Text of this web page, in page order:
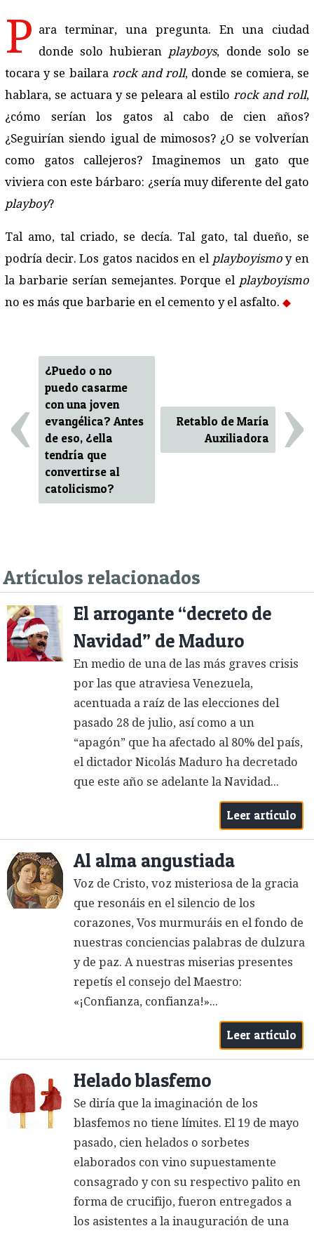
P ara terminar, una pregunta. En una ciudad
donde solo hubieran playboys, donde solo se
tocara y se bailara rock and roll, donde se comiera, se
hablara, se actuara y se peleara al estilo rock and roll,
¿cómo serían los gatos al cabo de cien años?
¿Seguirían siendo igual de mimosos? ¿O se volverían
como gatos callejeros? Imaginemos un gato que
viviera con este bárbaro: ¿sería muy diferente del gato
playboy?
Tal amo, tal criado, se decía. Tal gato, tal dueño, se
podría decir. Los gatos nacidos en el playboyismoy en
la barbarie serían semejantes. Porque el playboyismo
no es más que barbarie en el cemento y el asfalto.
‹
¿Puedo o no
puedo casarme
con una joven
evangélica? Antes
de eso, ¿ella
tendría que
convertirse al
catolicismo?
Retablo de María
Auxiliadora
›
Artículos relacionados
El arrogante “decreto de
Navidad” de Maduro
En medio de una de las más graves crisis
por las que atraviesa Venezuela,
acentuada a raíz de las elecciones del
pasado 28 de julio, así como a un
“apagón” que ha afectado al 80% del país,
el dictador Nicolás Maduro ha decretado
que este año se adelante la Navidad...
Leer artículo
Al alma angustiada
Voz de Cristo, voz misteriosa de la gracia
que resonáis en el silencio de los
corazones, Vos murmuráis en el fondo de
nuestras conciencias palabras de dulzura
y de paz. A nuestras miserias presentes
repetís el consejo del Maestro:
«¡Confianza, confianza!»...
Leer artículo
Helado blasfemo
Se diría que la imaginación de los
blasfemos no tiene límites. El 19 de mayo
pasado, cien helados o sorbetes
elaborados con vino supuestamente
consagrado y con su respectivo palito en
forma de crucifijo, fueron entregados a
los asistentes a la inauguración de una